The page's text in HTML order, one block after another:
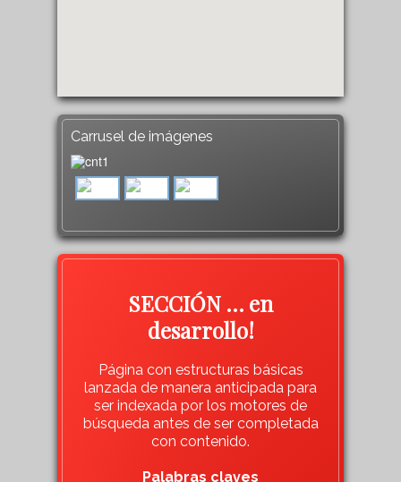
Carrusel de imágenes
SECCIÓN … en
desarrollo!
Página con estructuras básicas
lanzada de manera anticipada para
ser indexada por los motores de
búsqueda antes de ser completada
con contenido.
Palabras claves